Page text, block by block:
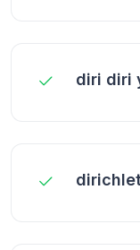
diri diri